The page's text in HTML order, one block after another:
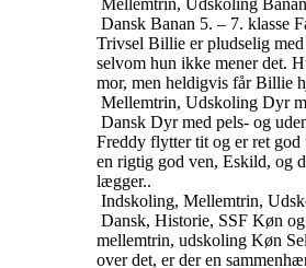
Mellemtrin, Udskoling Banan
Dansk Banan 5. – 7. klasse
Trivsel Billie er pludselig
selvom hun ikke mener det.
mor, men heldigvis får Billie
Mellemtrin, Udskoling Dyr
Dansk Dyr med pels- og
Freddy flytter tit og er ret
en rigtig god ven, Eskild, og
lægger..
Indskoling, Mellemtrin,
Dansk, Historie, SSF Køn
mellemtrin, udskoling Køn
over det, er der en